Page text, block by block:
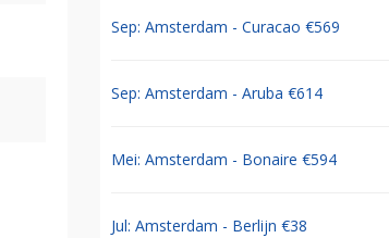
Sep: Amsterdam - Curacao €569
Sep: Amsterdam - Aruba €614
Mei: Amsterdam - Bonaire €594
Jul: Amsterdam - Berlijn €38